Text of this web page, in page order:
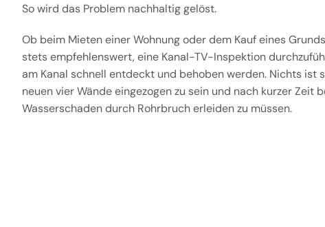
So wird das Problem nachhaltig gelöst.
Ob beim Mieten einer Wohnung oder dem Kauf eines
stets empfehlenswert, eine Kanal-TV-Inspektion
am Kanal schnell entdeckt und behoben werden. Nichts ist
neuen vier Wände eingezogen zu sein und nach kurzer Zeit
Wasserschaden durch Rohrbruch erleiden zu müssen.